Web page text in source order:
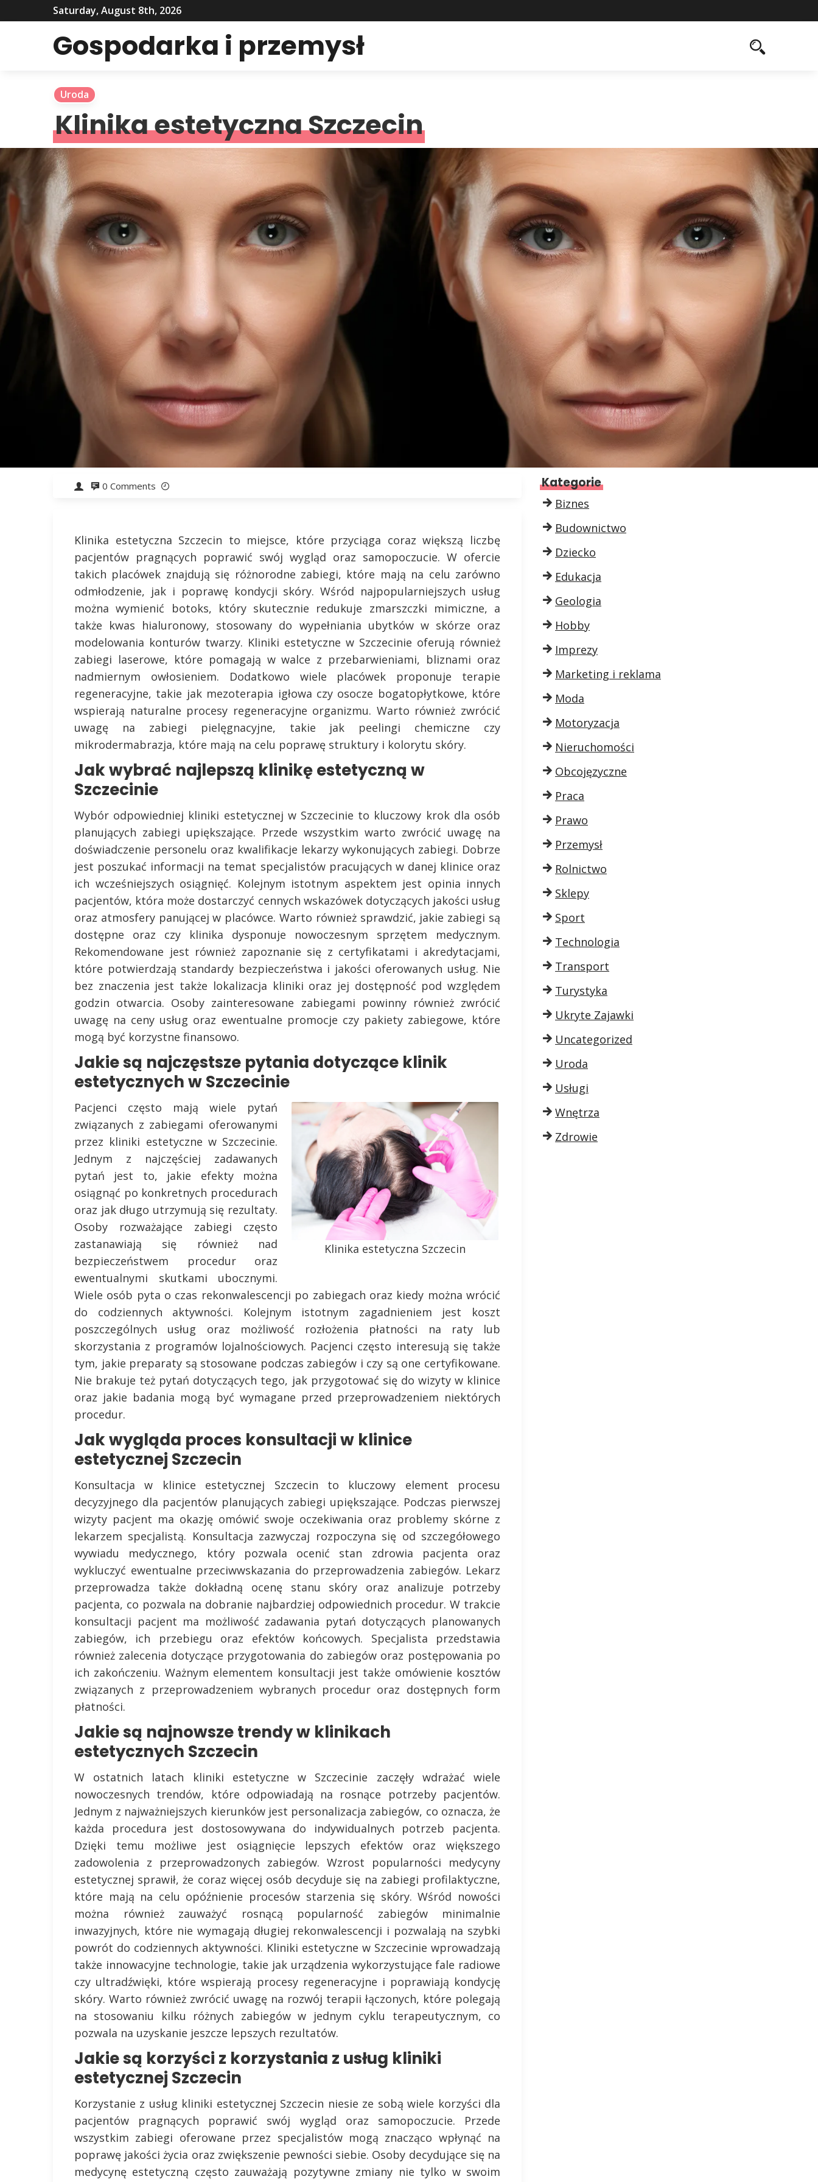
Saturday, August 8th, 2026
Gospodarka i przemysł
Uroda
Klinika estetyczna Szczecin
0 Comments
Klinika estetyczna Szczecin to miejsce, które przyciąga coraz większą liczbę
pacjentów pragnących poprawić swój wygląd oraz samopoczucie. W ofercie
takich placówek znajdują się różnorodne zabiegi, które mają na celu zarówno
odmłodzenie, jak i poprawę kondycji skóry. Wśród najpopularniejszych usług
można wymienić botoks, który skutecznie redukuje zmarszczki mimiczne, a
także kwas hialuronowy, stosowany do wypełniania ubytków w skórze oraz
modelowania konturów twarzy. Kliniki estetyczne w Szczecinie oferują również
zabiegi laserowe, które pomagają w walce z przebarwieniami, bliznami oraz
nadmiernym owłosieniem. Dodatkowo wiele placówek proponuje terapie
regeneracyjne, takie jak mezoterapia igłowa czy osocze bogatopłytkowe, które
wspierają naturalne procesy regeneracyjne organizmu. Warto również zwrócić
uwagę na zabiegi pielęgnacyjne, takie jak peelingi chemiczne czy
mikrodermabrazja, które mają na celu poprawę struktury i kolorytu skóry.
Jak wybrać najlepszą klinikę estetyczną w
Szczecinie
Wybór odpowiedniej kliniki estetycznej w Szczecinie to kluczowy krok dla osób
planujących zabiegi upiększające. Przede wszystkim warto zwrócić uwagę na
doświadczenie personelu oraz kwalifikacje lekarzy wykonujących zabiegi. Dobrze
jest poszukać informacji na temat specjalistów pracujących w danej klinice oraz
ich wcześniejszych osiągnięć. Kolejnym istotnym aspektem jest opinia innych
pacjentów, która może dostarczyć cennych wskazówek dotyczących jakości usług
oraz atmosfery panującej w placówce. Warto również sprawdzić, jakie zabiegi są
dostępne oraz czy klinika dysponuje nowoczesnym sprzętem medycznym.
Rekomendowane jest również zapoznanie się z certyfikatami i akredytacjami,
które potwierdzają standardy bezpieczeństwa i jakości oferowanych usług. Nie
bez znaczenia jest także lokalizacja kliniki oraz jej dostępność pod względem
godzin otwarcia. Osoby zainteresowane zabiegami powinny również zwrócić
uwagę na ceny usług oraz ewentualne promocje czy pakiety zabiegowe, które
mogą być korzystne finansowo.
Jakie są najczęstsze pytania dotyczące klinik
estetycznych w Szczecinie
Klinika estetyczna Szczecin
Pacjenci często mają wiele pytań
związanych z zabiegami oferowanymi
przez kliniki estetyczne w Szczecinie.
Jednym z najczęściej zadawanych
pytań jest to, jakie efekty można
osiągnąć po konkretnych procedurach
oraz jak długo utrzymują się rezultaty.
Osoby rozważające zabiegi często
zastanawiają się również nad
bezpieczeństwem procedur oraz
ewentualnymi skutkami ubocznymi.
Wiele osób pyta o czas rekonwalescencji po zabiegach oraz kiedy można wrócić
do codziennych aktywności. Kolejnym istotnym zagadnieniem jest koszt
poszczególnych usług oraz możliwość rozłożenia płatności na raty lub
skorzystania z programów lojalnościowych. Pacjenci często interesują się także
tym, jakie preparaty są stosowane podczas zabiegów i czy są one certyfikowane.
Nie brakuje też pytań dotyczących tego, jak przygotować się do wizyty w klinice
oraz jakie badania mogą być wymagane przed przeprowadzeniem niektórych
procedur.
Jak wygląda proces konsultacji w klinice
estetycznej Szczecin
Konsultacja w klinice estetycznej Szczecin to kluczowy element procesu
decyzyjnego dla pacjentów planujących zabiegi upiększające. Podczas pierwszej
wizyty pacjent ma okazję omówić swoje oczekiwania oraz problemy skórne z
lekarzem specjalistą. Konsultacja zazwyczaj rozpoczyna się od szczegółowego
wywiadu medycznego, który pozwala ocenić stan zdrowia pacjenta oraz
wykluczyć ewentualne przeciwwskazania do przeprowadzenia zabiegów. Lekarz
przeprowadza także dokładną ocenę stanu skóry oraz analizuje potrzeby
pacjenta, co pozwala na dobranie najbardziej odpowiednich procedur. W trakcie
konsultacji pacjent ma możliwość zadawania pytań dotyczących planowanych
zabiegów, ich przebiegu oraz efektów końcowych. Specjalista przedstawia
również zalecenia dotyczące przygotowania do zabiegów oraz postępowania po
ich zakończeniu. Ważnym elementem konsultacji jest także omówienie kosztów
związanych z przeprowadzeniem wybranych procedur oraz dostępnych form
płatności.
Jakie są najnowsze trendy w klinikach
estetycznych Szczecin
W ostatnich latach kliniki estetyczne w Szczecinie zaczęły wdrażać wiele
nowoczesnych trendów, które odpowiadają na rosnące potrzeby pacjentów.
Jednym z najważniejszych kierunków jest personalizacja zabiegów, co oznacza, że
każda procedura jest dostosowywana do indywidualnych potrzeb pacjenta.
Dzięki temu możliwe jest osiągnięcie lepszych efektów oraz większego
zadowolenia z przeprowadzonych zabiegów. Wzrost popularności medycyny
estetycznej sprawił, że coraz więcej osób decyduje się na zabiegi profilaktyczne,
które mają na celu opóźnienie procesów starzenia się skóry. Wśród nowości
można również zauważyć rosnącą popularność zabiegów minimalnie
inwazyjnych, które nie wymagają długiej rekonwalescencji i pozwalają na szybki
powrót do codziennych aktywności. Kliniki estetyczne w Szczecinie wprowadzają
także innowacyjne technologie, takie jak urządzenia wykorzystujące fale radiowe
czy ultradźwięki, które wspierają procesy regeneracyjne i poprawiają kondycję
skóry. Warto również zwrócić uwagę na rozwój terapii łączonych, które polegają
na stosowaniu kilku różnych zabiegów w jednym cyklu terapeutycznym, co
pozwala na uzyskanie jeszcze lepszych rezultatów.
Jakie są korzyści z korzystania z usług kliniki
estetycznej Szczecin
Korzystanie z usług kliniki estetycznej Szczecin niesie ze sobą wiele korzyści dla
pacjentów pragnących poprawić swój wygląd oraz samopoczucie. Przede
wszystkim zabiegi oferowane przez specjalistów mogą znacząco wpłynąć na
poprawę jakości życia oraz zwiększenie pewności siebie. Osoby decydujące się na
medycynę estetyczną często zauważają pozytywne zmiany nie tylko w swoim
Kategorie
Biznes
Budownictwo
Dziecko
Edukacja
Geologia
Hobby
Imprezy
Marketing i reklama
Moda
Motoryzacja
Nieruchomości
Obcojęzyczne
Praca
Prawo
Przemysł
Rolnictwo
Sklepy
Sport
Technologia
Transport
Turystyka
Ukryte Zajawki
Uncategorized
Uroda
Usługi
Wnętrza
Zdrowie